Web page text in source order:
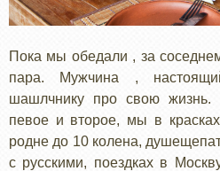
Пока мы обедали , за
пара. Мужчина ,
шашлчнику про свою
певое и второе, мы в
родне до 10 колена,
с русскими, поездках в